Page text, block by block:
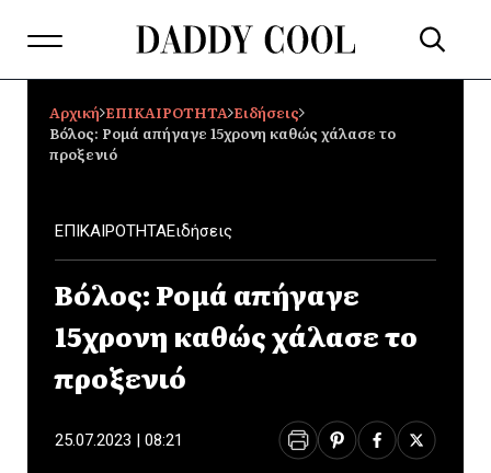
Αρχική ΕΠΙΚΑΙΡΟΤΗΤΑ Ειδήσεις
Βόλος: Ρομά απήγαγε 15χρονη καθώς χάλασε το
προξενιό
ΕΠΙΚΑΙΡΟΤΗΤΑΕιδήσεις
Βόλος: Ρομά απήγαγε
15χρονη καθώς χάλασε το
προξενιό
25.07.2023 | 08:21